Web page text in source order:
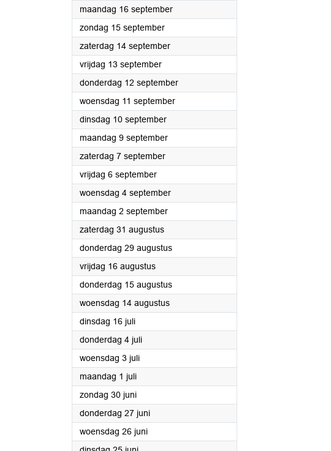
maandag 16 september2024
zondag 15 september2024
zaterdag 14 september2024
vrijdag 13 september2024
donderdag 12 september2024
woensdag 11 september2024
dinsdag 10 september2024
maandag 9 september2024
zaterdag 7 september2024
vrijdag 6 september2024
woensdag 4 september2024
maandag 2 september2024
zaterdag 31 augustus2024
donderdag 29 augustus2024
vrijdag 16 augustus2024
donderdag 15 augustus2024
woensdag 14 augustus2024
dinsdag 16 juli2024
donderdag 4 juli2024
woensdag 3 juli2024
maandag 1 juli2024
zondag 30 juni2024
donderdag 27 juni2024
woensdag 26 juni2024